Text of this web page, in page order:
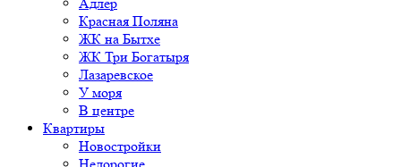
Красная Поляна
ЖК на Бытхе
ЖК Три Богатыря
Лазаревское
У моря
В центре
Квартиры
Новостройки